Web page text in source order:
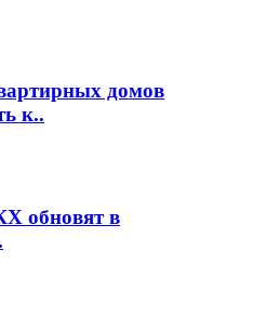
домов
к..
обновят в